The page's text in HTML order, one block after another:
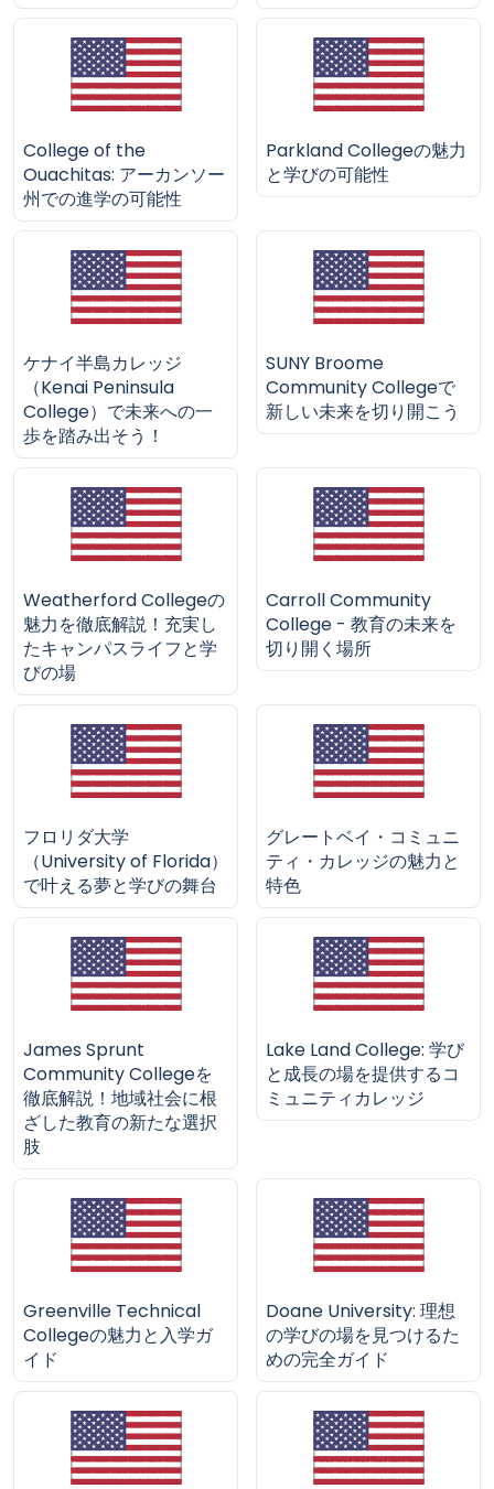
College of the
Ouachitas: アーカンソー
州での進学の可能性
Parkland Collegeの魅力
と学びの可能性
ケナイ半島カレッジ
（Kenai Peninsula
College）で未来への一
歩を踏み出そう！
SUNY Broome
Community Collegeで
新しい未来を切り開こう
Weatherford Collegeの
魅力を徹底解説！充実し
たキャンパスライフと学
びの場
Carroll Community
College - 教育の未来を
切り開く場所
フロリダ大学
（University of Florida）
で叶える夢と学びの舞台
グレートベイ・コミュニ
ティ・カレッジの魅力と
特色
James Sprunt
Community Collegeを
徹底解説！地域社会に根
ざした教育の新たな選択
肢
Lake Land College: 学び
と成長の場を提供するコ
ミュニティカレッジ
Greenville Technical
Collegeの魅力と入学ガ
イド
Doane University: 理想
の学びの場を見つけるた
めの完全ガイド